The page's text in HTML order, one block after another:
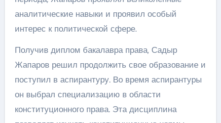
аналитические навыки и проявил особый
интерес к политической сфере.
Получив диплом бакалавра права, Садыр
Жапаров решил продолжить свое образование и
поступил в аспирантуру. Во время аспирантуры
он выбрал специализацию в области
конституционного права. Эта дисциплина